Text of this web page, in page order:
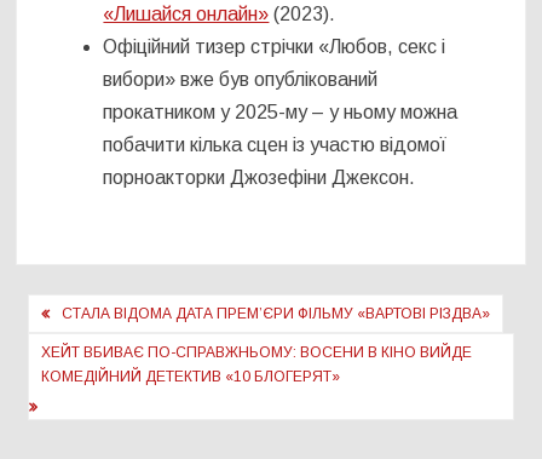
«Лишайся онлайн» (2023).
Офіційний тизер стрічки «Любов, секс і
вибори» вже був опублікований
прокатником у 2025-му – у ньому можна
побачити кілька сцен із участю відомої
порноакторки Джозефіни Джексон.
Навігація
записів
СТАЛА ВІДОМА ДАТА ПРЕМʼЄРИ ФІЛЬМУ «ВАРТОВІ РІЗДВА»
ХЕЙТ ВБИВАЄ ПО-СПРАВЖНЬОМУ: ВОСЕНИ В КІНО ВИЙДЕ
КОМЕДІЙНИЙ ДЕТЕКТИВ «10 БЛОГЕРЯТ»